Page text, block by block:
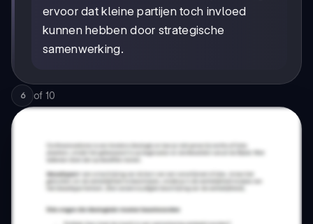
ervoor dat kleine partijen toch invloed
kunnen hebben door strategische
samenwerking.
6 of 10